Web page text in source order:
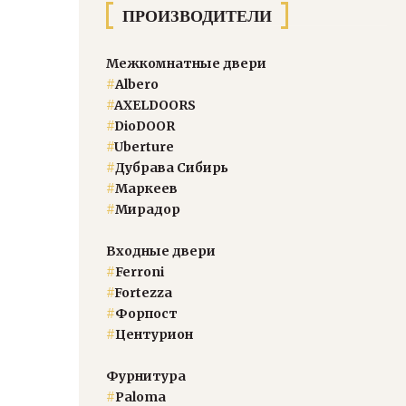
ПРОИЗВОДИТЕЛИ
Межкомнатные двери
#Albero
#AXELDOORS
#DioDOOR
#Uberture
#Дубрава Сибирь
#Маркеев
#Мирадор
Входные двери
#Ferroni
#Fortezza
#Форпост
#Центурион
Фурнитура
#Paloma